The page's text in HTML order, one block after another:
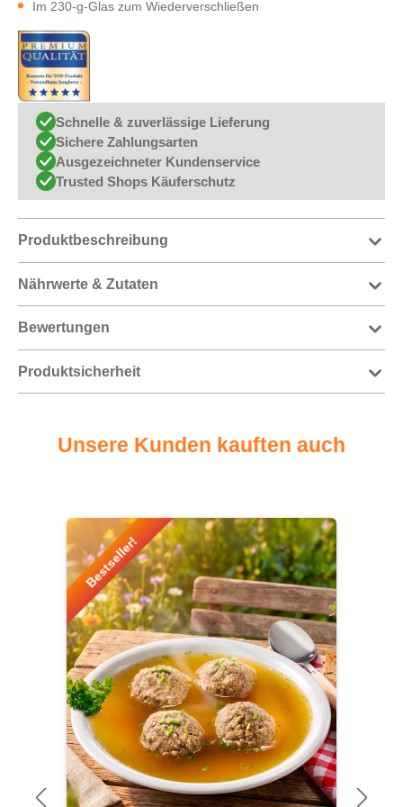
Im 230-g-Glas zum Wiederverschließen
Schnelle & zuverlässige Lieferung
Sichere Zahlungsarten
Ausgezeichneter Kundenservice
Trusted Shops Käuferschutz
Produktbeschreibung
Nährwerte & Zutaten
Bewertungen
Produktsicherheit
Unsere Kunden kauften auch
Produktgalerie überspringen
Bestseller!